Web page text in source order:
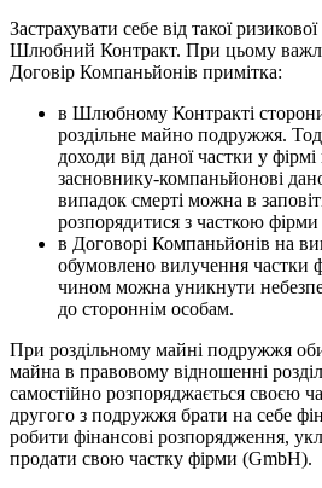
Застрахувати себе від такої
Шлюбний Контракт. При цьому
Договір Компаньйонів примітка:
в Шлюбному Контракті
роздільне майно подружжя.
доходи від даної частки у
засновнику-компаньйонові
випадок смерті можна в
розпорядитися з часткою
в Договорі Компаньйонів на
обумовлено вилучення частки
чином можна уникнути
до стороннім особам.
При роздільному майні подружжя
майна в правовому відношенні
самостійно розпоряджається своєю
другого з подружжя брати на себе
робити фінансові розпорядження,
продати свою частку фірми (GmbH).